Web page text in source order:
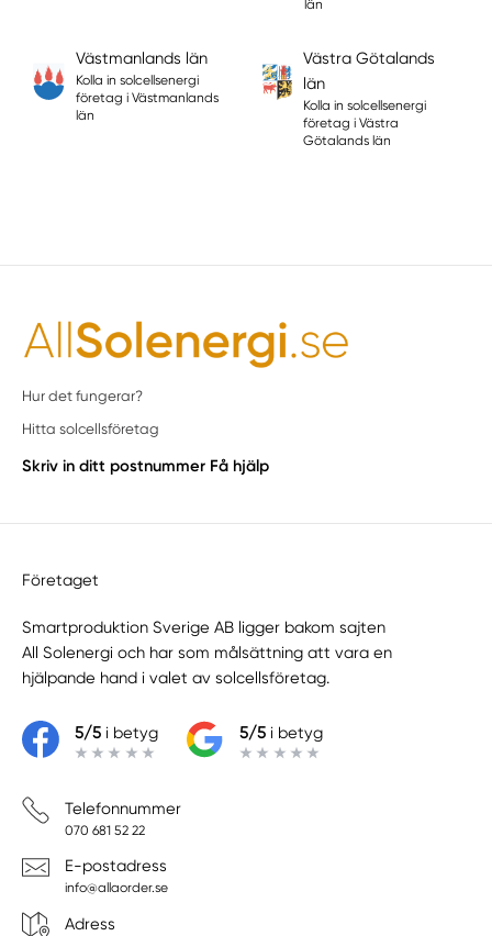
län
Västmanlands län
Kolla in solcellsenergi
företag i Västmanlands
län
Västra Götalands
län
Kolla in solcellsenergi
företag i Västra
Götalands län
Hur det fungerar?
Hitta solcellsföretag
Skriv in ditt postnummer Få hjälp
Företaget
Smartproduktion Sverige AB ligger bakom sajten
All Solenergi och har som målsättning att vara en
hjälpande hand i valet av solcellsföretag.
5/5i betyg 5/5i betyg
Telefonnummer
070 681 52 22
E-postadress
info@allaorder.se
Adress